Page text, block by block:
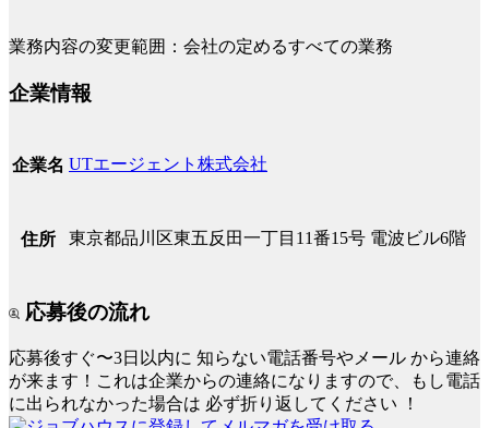
業務内容の変更範囲：会社の定めるすべての業務
企業情報
企業名 UTエージェント株式会社
住所 東京都品川区東五反田一丁目11番15号 電波ビル6階
応募後の流れ
応募後すぐ〜3日以内に 知らない電話番号やメール から連絡
が来ます！これは企業からの連絡になりますので、もし電話
に出られなかった場合は 必ず折り返してください ！